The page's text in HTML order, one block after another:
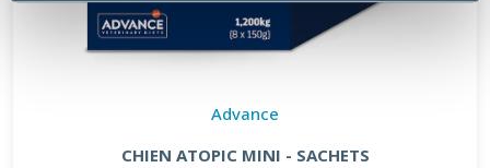
Advance
CHIEN ATOPIC MINI - SACHETS